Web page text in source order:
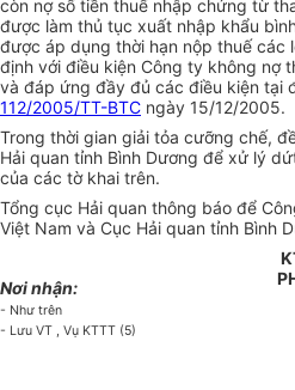
còn nợ số tiền thuế nhập chứng từ
được làm thủ tục xuất nhập khẩu
được áp dụng thời hạn nộp thuế các
định với điều kiện Công ty không nợ
và đáp ứng đầy đủ các điều kiện tại
112/2005/TT-BTC ngày 15/12/2005.
Trong thời gian giải tỏa cưỡng chế,
Hải quan tỉnh Bình Dương để xử lý
của các tờ khai trên.
Tổng cục Hải quan thông báo để
Việt Nam và Cục Hải quan tỉnh Bình
Nơi nhận:
- Như trên
- Lưu VT , Vụ KTTT (5)